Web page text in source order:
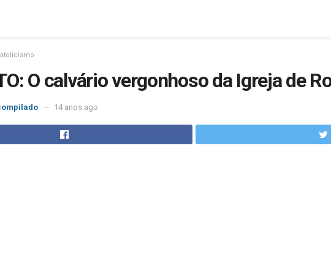
O calvário vergonhoso da Igreja de
14 anos ago